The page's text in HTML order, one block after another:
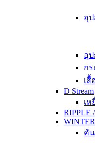
อุ
อุ
กร
เสื้
D Stream
เห
RIPPLE
WINTER
คัน